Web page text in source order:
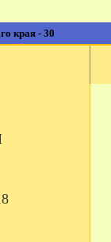
края - 30